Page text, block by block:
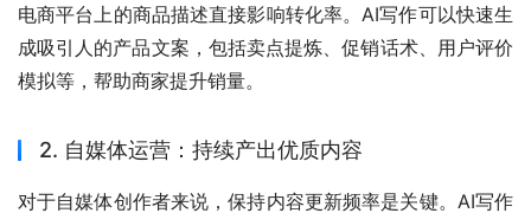
电商平台上的商品描述直接影响转化率。AI写作可以快速生
成吸引人的产品文案，包括卖点提炼、促销话术、用户评价
模拟等，帮助商家提升销量。
2. 自媒体运营：持续产出优质内容
对于自媒体创作者来说，保持内容更新频率是关键。AI写作